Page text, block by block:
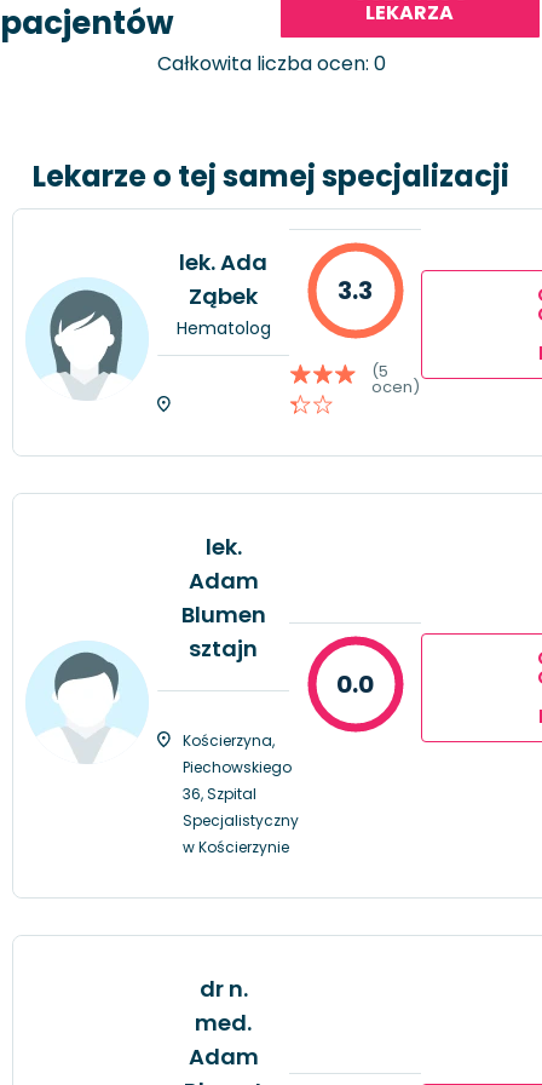
pacjentów
LEKARZA
Całkowita liczba ocen: 0
Lekarze o tej samej specjalizacji
lek. Ada
Ząbek
Hematolog
3.3
(5
ocen)
lek.
Adam
Blumen
sztajn
Kościerzyna,
Piechowskiego
36, Szpital
Specjalistyczny
w Kościerzynie
0.0
dr n.
med.
Adam